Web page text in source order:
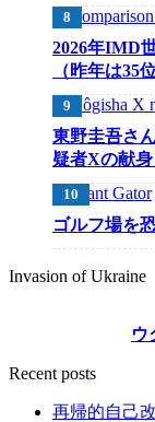
2026年IMD
（昨年は35位
東野圭吾さ
疑者Xの献身
ゴルフ場を
Invasion of Ukraine
ウ
Recent posts
再帰的自己